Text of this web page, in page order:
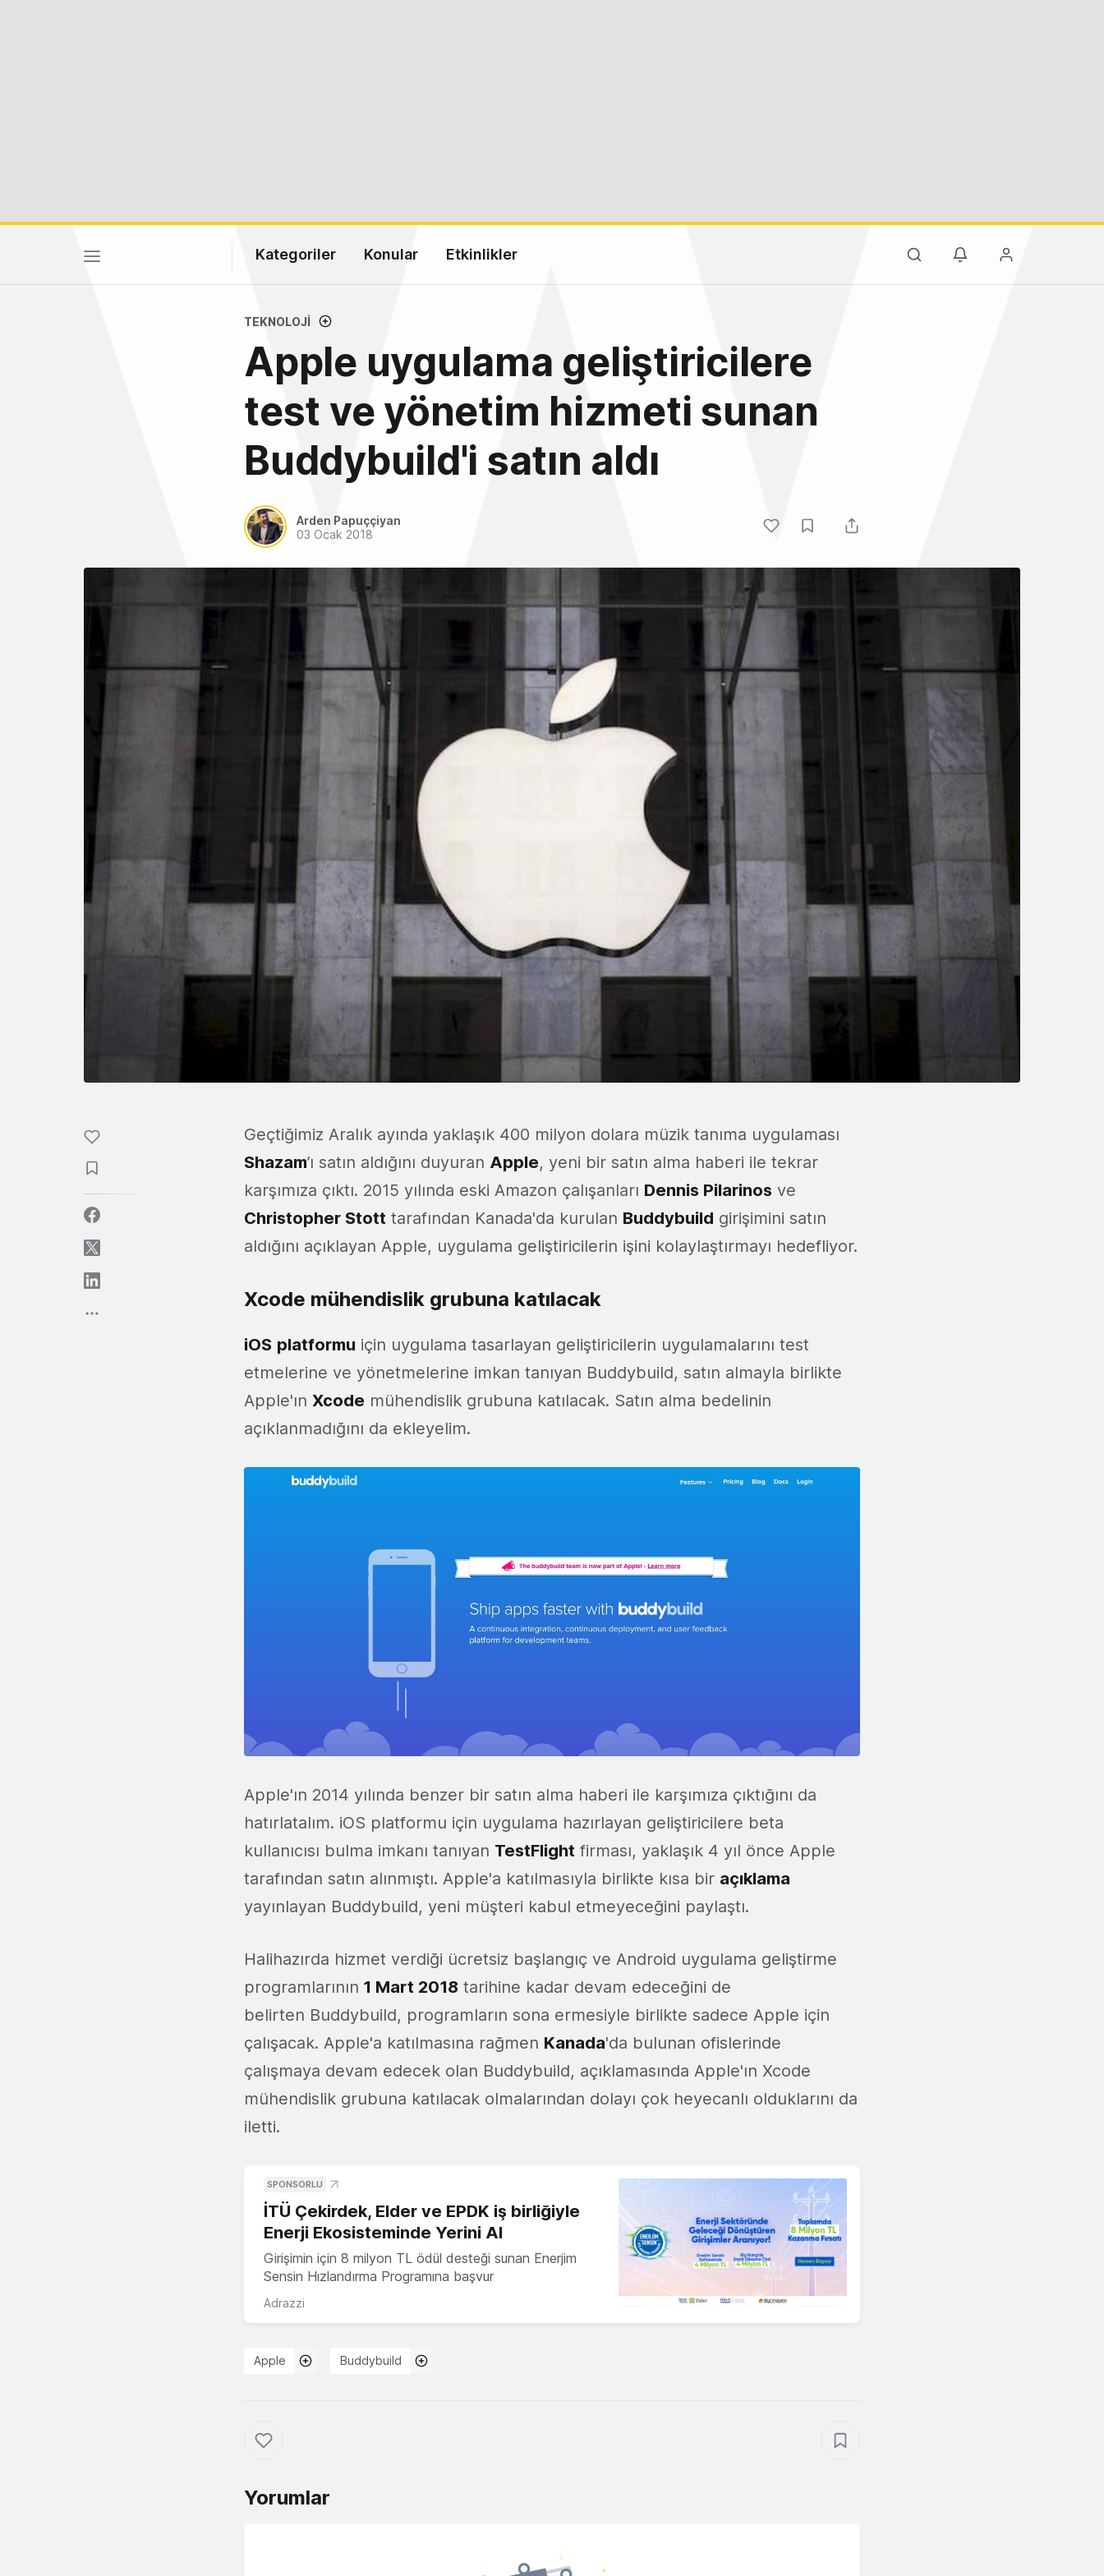
Kategoriler Konular Etkinlikler
TEKNOLOJI
Apple uygulama geliştiricilere
test ve yönetim hizmeti sunan
Buddybuild'i satın aldı
Arden Papuççiyan
03 Ocak 2018
Geçtiğimiz Aralık ayında yaklaşık 400 milyon dolara müzik tanıma uygulaması
Shazam’ı satın aldığını duyuran Apple, yeni bir satın alma haberi ile tekrar
karşımıza çıktı. 2015 yılında eski Amazon çalışanları Dennis Pilarinos ve
Christopher Stott tarafından Kanada'da kurulan Buddybuild girişimini satın
aldığını açıklayan Apple, uygulama geliştiricilerin işini kolaylaştırmayı hedefliyor.
Xcode mühendislik grubuna katılacak
iOS platformu için uygulama tasarlayan geliştiricilerin uygulamalarını test
etmelerine ve yönetmelerine imkan tanıyan Buddybuild, satın almayla birlikte
Apple'ın Xcode mühendislik grubuna katılacak. Satın alma bedelinin
açıklanmadığını da ekleyelim.
Apple'ın 2014 yılında benzer bir satın alma haberi ile karşımıza çıktığını da
hatırlatalım. iOS platformu için uygulama hazırlayan geliştiricilere beta
kullanıcısı bulma imkanı tanıyan TestFlight firması, yaklaşık 4 yıl önce Apple
tarafından satın alınmıştı. Apple'a katılmasıyla birlikte kısa bir açıklama
yayınlayan Buddybuild, yeni müşteri kabul etmeyeceğini paylaştı.
Halihazırda hizmet verdiği ücretsiz başlangıç ve Android uygulama geliştirme
programlarının 1 Mart 2018 tarihine kadar devam edeceğini de
belirten Buddybuild, programların sona ermesiyle birlikte sadece Apple için
çalışacak. Apple'a katılmasına rağmen Kanada'da bulunan ofislerinde
çalışmaya devam edecek olan Buddybuild, açıklamasında Apple'ın Xcode
mühendislik grubuna katılacak olmalarından dolayı çok heyecanlı olduklarını da
iletti.
SPONSORLU
İTÜ Çekirdek, Elder ve EPDK iş birliğiyle
Enerji Ekosisteminde Yerini Al
Girişimin için 8 milyon TL ödül desteği sunan Enerjim
Sensin Hızlandırma Programına başvur
Adrazzi
Apple Buddybuild
Yorumlar